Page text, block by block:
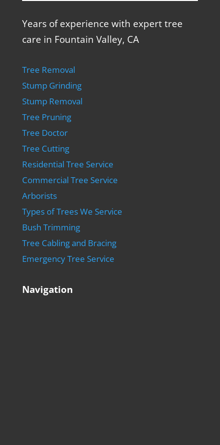
Years of experience with expert tree
care in Fountain Valley, CA
Tree Removal
Stump Grinding
Stump Removal
Tree Pruning
Tree Doctor
Tree Cutting
Residential Tree Service
Commercial Tree Service
Arborists
Types of Trees We Service
Bush Trimming
Tree Cabling and Bracing
Emergency Tree Service
Navigation